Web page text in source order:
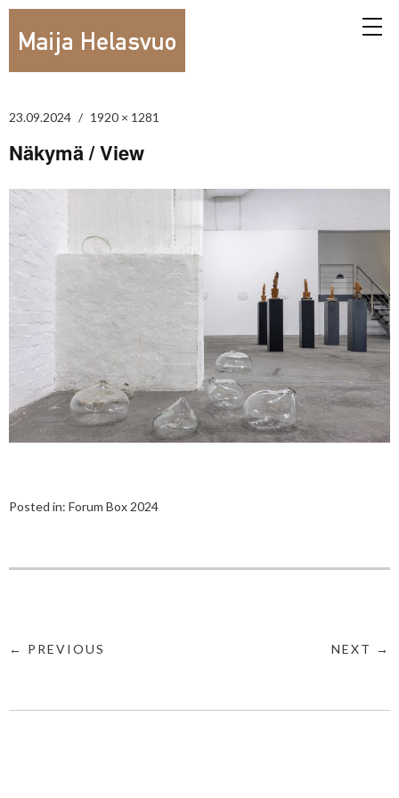
23.09.2024 1920 × 1281
Näkymä / View
Posted in: Forum Box 2024
← PREVIOUS NEXT →